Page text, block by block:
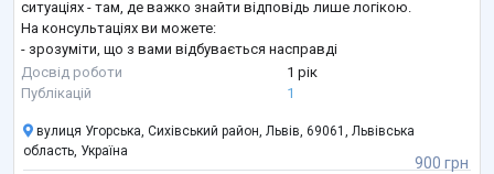
ситуаціях - там, де важко знайти відповідь лише логікою.
На консультаціях ви можете:
- зрозуміти, що з вами відбувається насправді
- побачити причини тривоги, сумнівів, внутрішньої напруги
- знайти внутрішню опору, коли здається, що її немає
...
Досвід роботи
1 рік
Публікацій
1
900 грн
вулиця Угорська, Сихівський район, Львів, 69061, Львівська
область, Україна